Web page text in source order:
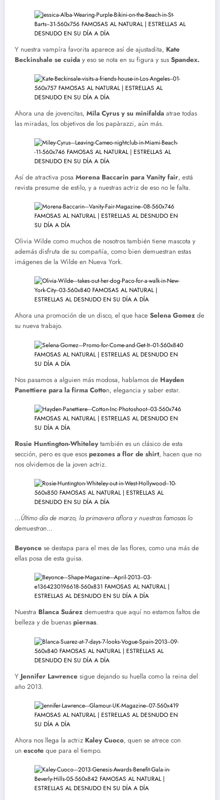
Y nuestra vampíra favorita aparece así de ajustadita, Kate
Beckinshale se cuida y eso se nota en su figura y sus Spandex.
Ahora una de jovencitas, Mila Cyrus y su minifalda atrae todas
las miradas, los objetivos de los papàrazzi, aún más.
Así de atractiva posa Morena Baccarin para Vanity fair, está
revista presume de estilo, y a nuestras actriz de eso no le falta.
Olivia Wilde como muchos de nosotros también tiene mascota y
además disfruta de su compañía, como bien demuestran estas
imágenes de la Wilde en Nueva York.
Ahora una promoción de un disco, el que hace Selena Gomez de
su nueva trabajo.
Nos pasamos a alguien más modosa, hablamos de Hayden
Panettiere para la firma Cotton, elegancia y saber estar.
Rosie Huntington-Whiteley también es un clásico de esta
sección, pero es que esos pezones a flor de shirt, hacen que no
nos olvidemos de la joven actriz.
…Último día de marzo, la primavera aflora y nuestras famosas lo
demuestran…
Beyonce se destapa para el mes de las flores, como una más de
ellas posa de esta guisa.
Nuestra Blanca Suárez demuestra que aquí no estamos faltos de
belleza y de buenas piernas.
Y Jennifer Lawrence sigue dejando su huella como la reina del
año 2013.
Ahora nos llega la actriz Kaley Cuoco, quen se atrece con
un escote que para el tiempo.